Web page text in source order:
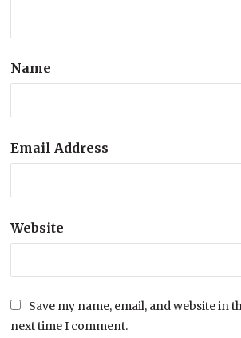
Name
Email Address
Website
Save my name, email, and website in
next time I comment.